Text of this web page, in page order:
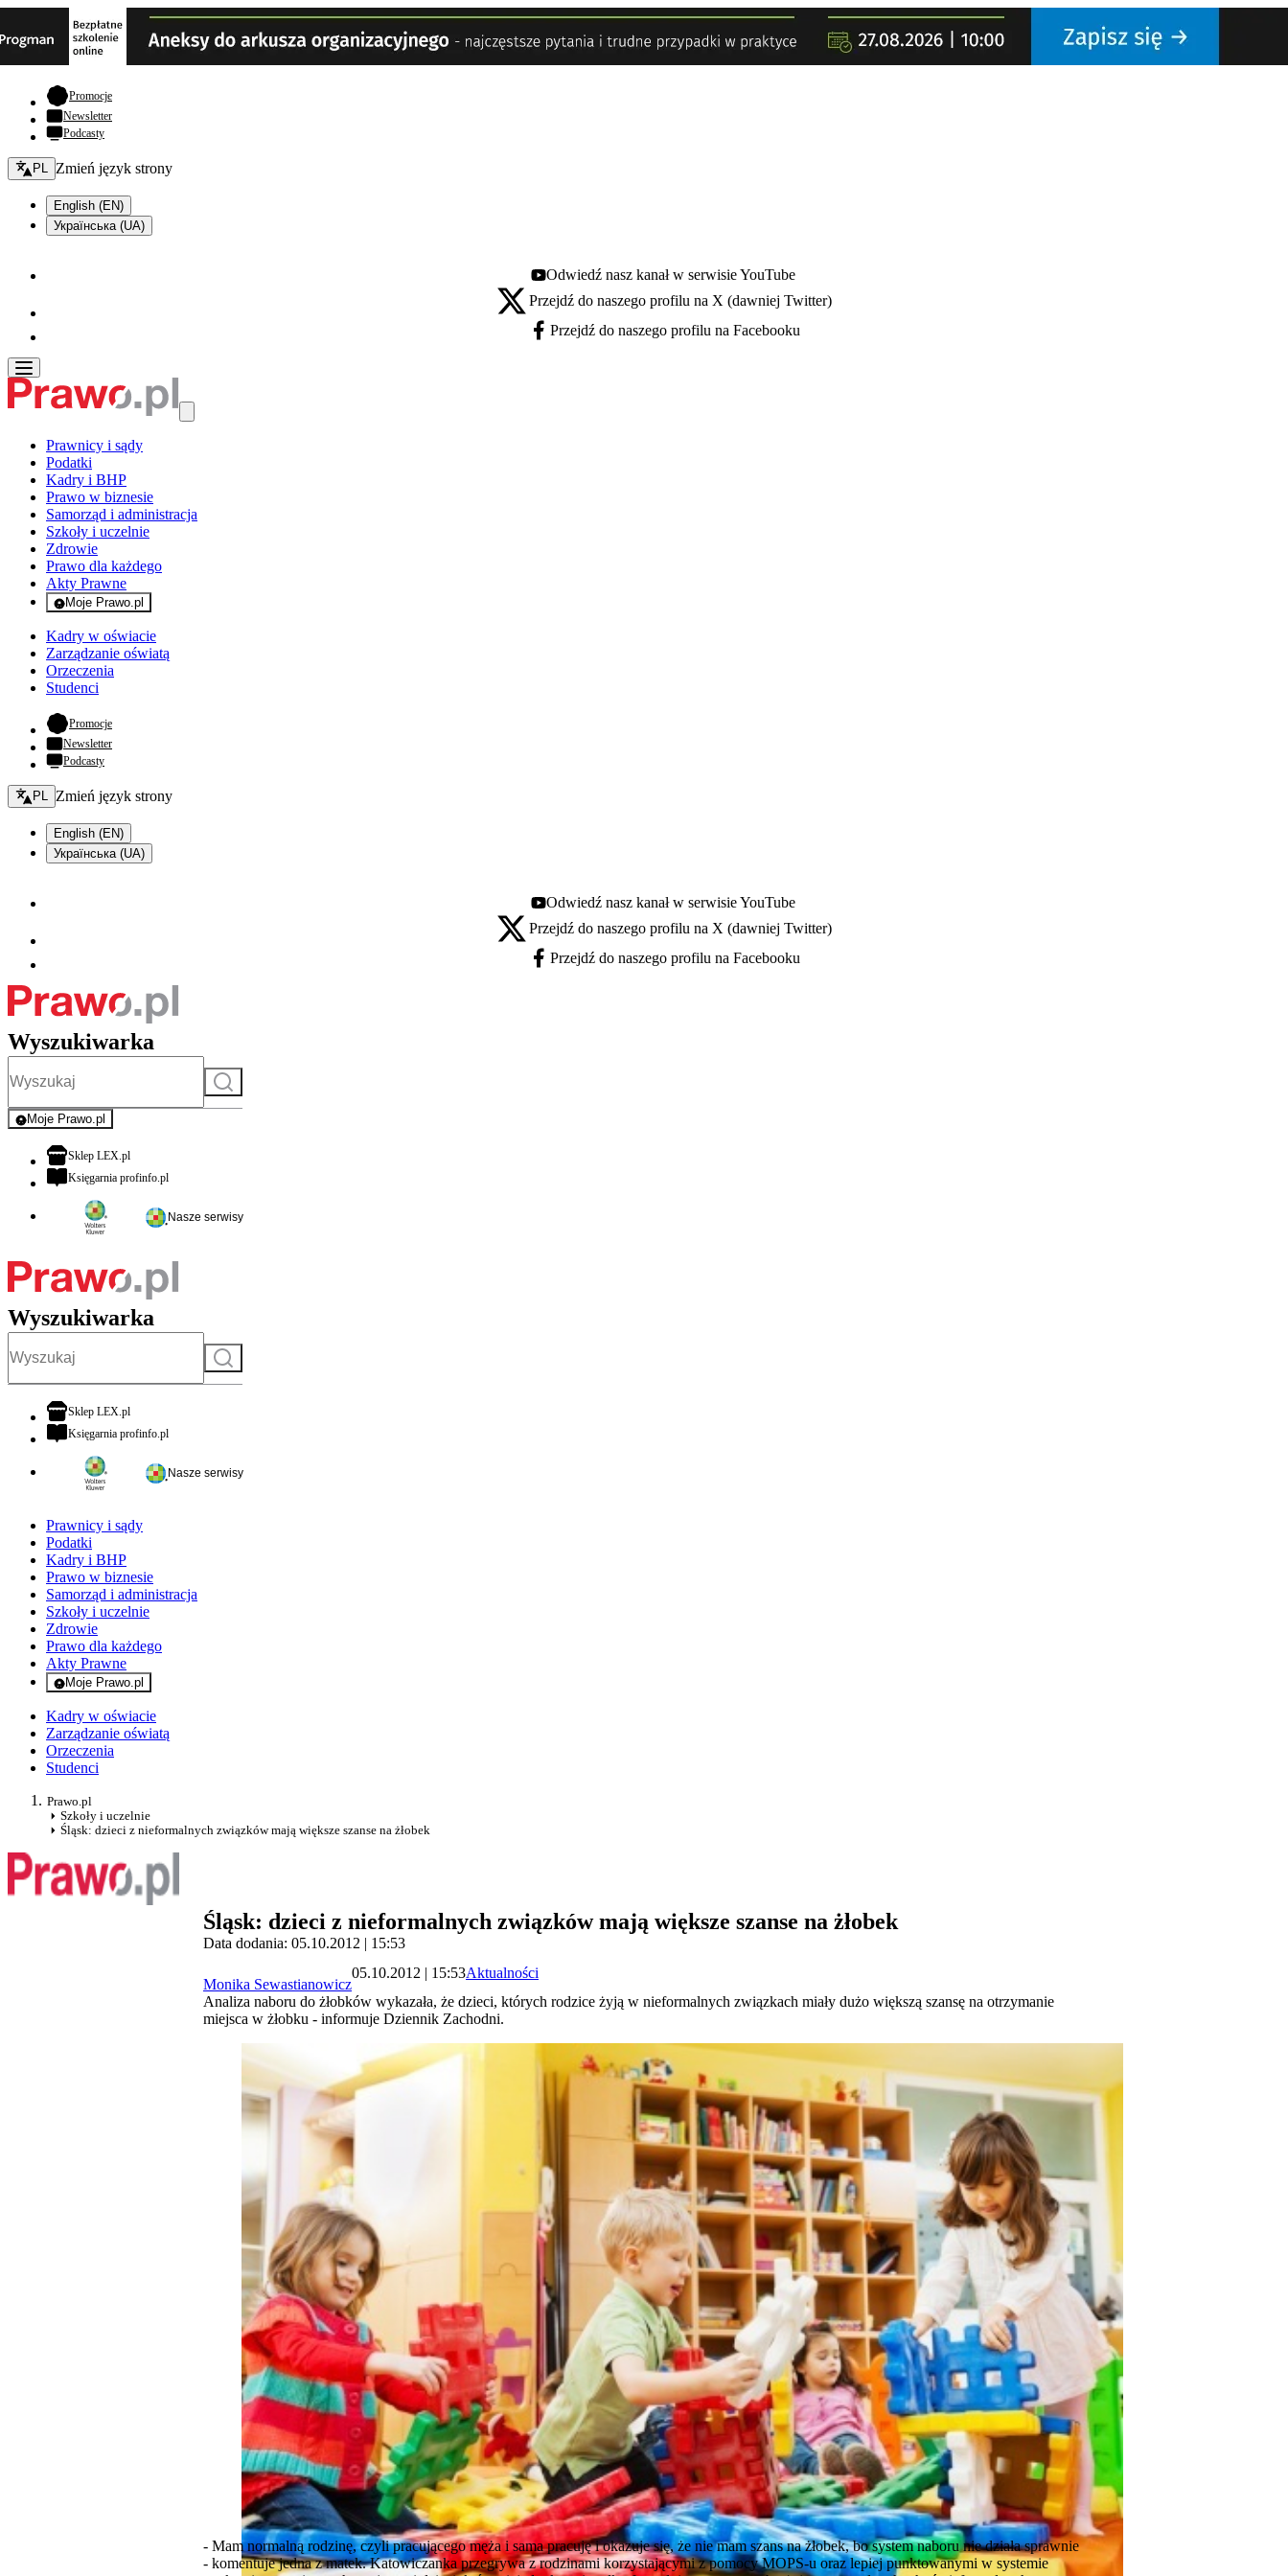
Promocje- otwiera się w nowej karcie
Newsletter
Podcasty
Zmień język - bieżący:
PL Zmień język strony
English (EN)
Українська (UA)
Youtube - otwiera się w nowej karcie
Odwiedź nasz kanał w serwisie YouTube
X - otwiera się w nowej karcie
Przejdź do naszego profilu na X (dawniej Twitter)
Facebook - otwiera się w nowej karcie
Przejdź do naszego profilu na Facebooku
Prawnicy i sądy
Podatki
Kadry i BHP
Prawo w biznesie
Samorząd i administracja
Szkoły i uczelnie
Zdrowie
Prawo dla każdego
Akty Prawne
Moje Prawo.pl
- rejestracja i logowanie do serwisu
Kadry w oświacie
Zarządzanie oświatą
Orzeczenia
Studenci
Promocje- otwiera się w nowej karcie
Newsletter
Podcasty
Zmień język - bieżący:
PL Zmień język strony
English (EN)
Українська (UA)
Youtube - otwiera się w nowej karcie
Odwiedź nasz kanał w serwisie YouTube
X - otwiera się w nowej karcie
Przejdź do naszego profilu na X (dawniej Twitter)
Facebook - otwiera się w nowej karcie
Przejdź do naszego profilu na Facebooku
Wyszukiwarka
Szukaj
Moje Prawo.pl
- rejestracja i logowanie do serwisu
Sklep LEX.plotwiera się w nowej karcie
Księgarnia profinfo.plotwiera się w nowej karcie
Nasze serwisy
Wyszukiwarka
Szukaj
Sklep LEX.plotwiera się w nowej karcie
Księgarnia profinfo.plotwiera się w nowej karcie
Nasze serwisy
Prawnicy i sądy
Podatki
Kadry i BHP
Prawo w biznesie
Samorząd i administracja
Szkoły i uczelnie
Zdrowie
Prawo dla każdego
Akty Prawne
Moje Prawo.pl
- rejestracja i logowanie do serwisu
Kadry w oświacie
Zarządzanie oświatą
Orzeczenia
Studenci
Prawo.pl
Szkoły i uczelnie
Śląsk: dzieci z nieformalnych związków mają większe szanse na żłobek
Śląsk: dzieci z nieformalnych związków mają większe szanse na żłobek
Data dodania: 05.10.2012 | 15:53
Monika Sewastianowicz
05.10.2012 | 15:53Aktualności
Analiza naboru do żłobków wykazała, że dzieci, których rodzice żyją w nieformalnych związkach miały dużo większą szansę na otrzymanie
miejsca w żłobku - informuje Dziennik Zachodni.
- Mam normalną rodzinę, czyli pracującego męża i sama pracuję i okazuje się, że nie mam szans na żłobek, bo system naboru nie działa sprawnie
- komentuje jedna z matek. Katowiczanka przegrywa z rodzinami korzystającymi z pomocy MOPS-u oraz lepiej punktowanymi w systemie